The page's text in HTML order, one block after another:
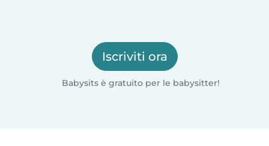
Iscriviti ora
Babysits è gratuito per le babysitter!